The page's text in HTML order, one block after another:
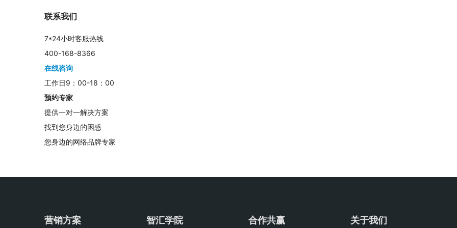
联系我们
7*24小时客服热线
400-168-8366
在线咨询
工作日9：00-18：00
预约专家
提供一对一解决方案
找到您身边的困惑
您身边的网络品牌专家
营销方案 智汇学院 合作共赢 关于我们